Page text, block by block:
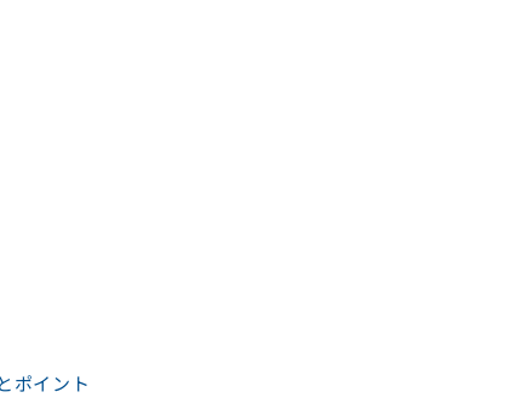
ポイント